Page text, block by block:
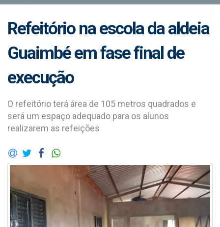
Refeitório na escola da aldeia
Guaimbé em fase final de
execução
O refeitório terá área de 105 metros quadrados e
será um espaço adequado para os alunos
realizarem as refeições